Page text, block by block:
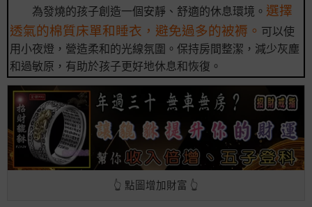
為發燒的孩子創造一個安靜、舒適的休息環境。 選擇
透氣的棉質床單和睡衣，避免過多的被褥。 可以使
用小夜燈，營造柔和的光線氛圍。保持房間整潔，減少灰塵
和過敏原，有助於孩子更好地休息和恢復。
👆 點圖增加財富 👆